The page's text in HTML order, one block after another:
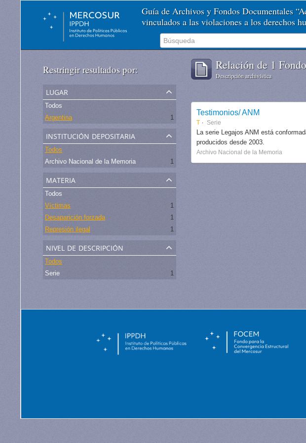
Guía de Archivos y Fondos Documentales
vinculados a las violaciones a los derechos
Restringir resultados por:
lugar
Todos
Argentina
1
institución depositaria
Todos
Archivo Nacional de la Memoria
1
materia
Todos
Víctimas
1
Desaparición forzada
1
Represión ilegal
1
nivel de descripción
Todos
Serie
1
Relación de 1
Descripción archivística
Testimonios/ ANM
T Serie
La serie Legajos ANM está
producidos desde 2003.
Archivo Nacional de la Memoria